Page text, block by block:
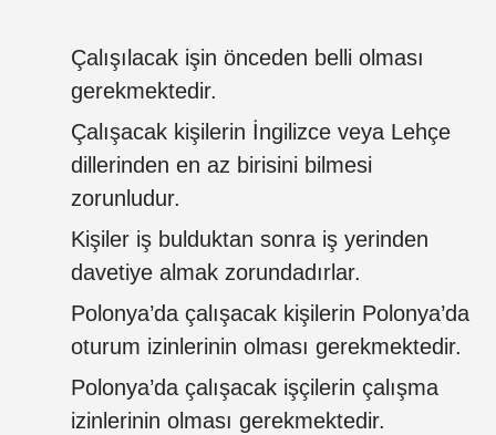
Çalışılacak işin önceden belli olması
gerekmektedir.
Çalışacak kişilerin İngilizce veya Lehçe
dillerinden en az birisini bilmesi
zorunludur.
Kişiler iş bulduktan sonra iş yerinden
davetiye almak zorundadırlar.
Polonya’da çalışacak kişilerin Polonya’da
oturum izinlerinin olması gerekmektedir.
Polonya’da çalışacak işçilerin çalışma
izinlerinin olması gerekmektedir.